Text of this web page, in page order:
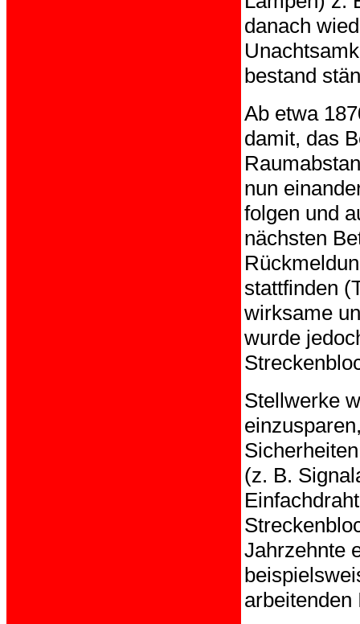
danach
bestand
Ab etwa
damit, das
nun
folgen und
nächsten
stattfinden
wirksame
wurde
Stellwerke
(z. B.
Jahrzehnte
arbeitenden